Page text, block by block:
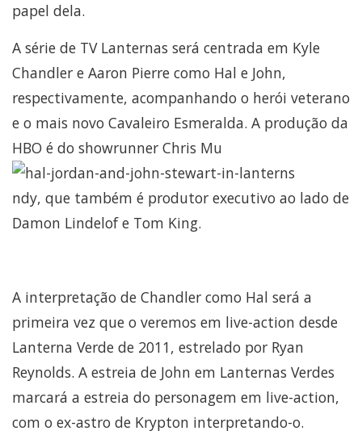
papel dela.
A série de TV Lanternas será centrada em Kyle
Chandler e Aaron Pierre como Hal e John,
respectivamente, acompanhando o herói veterano
e o mais novo Cavaleiro Esmeralda. A produção da
HBO é do showrunner Chris Mu
ndy, que também é produtor executivo ao lado de
Damon Lindelof e Tom King.
A interpretação de Chandler como Hal será a
primeira vez que o veremos em live-action desde
Lanterna Verde de 2011, estrelado por Ryan
Reynolds. A estreia de John em Lanternas Verdes
marcará a estreia do personagem em live-action,
com o ex-astro de Krypton interpretando-o.